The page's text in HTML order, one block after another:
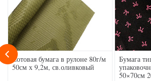
Сотовая бумага в рулоне 80г/м
50см х 9,2м, св.оливковый
Бумага
50×70см